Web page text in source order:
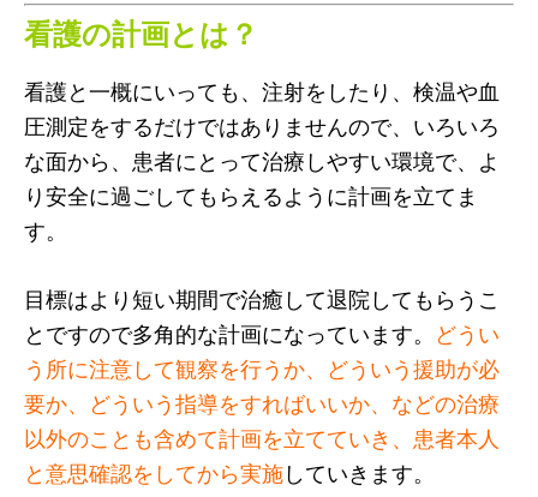
看護の計画とは？
看護と一概にいっても、注射をしたり、検温や血
圧測定をするだけではありませんので、いろいろ
な面から、患者にとって治療しやすい環境で、よ
り安全に過ごしてもらえるように計画を立てま
す。
目標はより短い期間で治癒して退院してもらうこ
とですので多角的な計画になっています。 どうい
う所に注意して観察を行うか、どういう援助が必
要か、どういう指導をすればいいか、などの治療
以外のことも含めて計画を立てていき、患者本人
と意思確認をしてから実施していきます。